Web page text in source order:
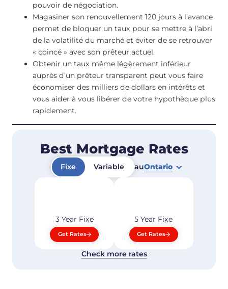
pouvoir de négociation.
Magasiner son renouvellement 120 jours à l’avance
permet de bloquer un taux pour se mettre à l’abri
de la volatilité du marché et éviter de se retrouver
« coincé » avec son prêteur actuel.
Obtenir un taux même légèrement inférieur
auprès d’un prêteur transparent peut vous faire
économiser des milliers de dollars en intérêts et
vous aider à vous libérer de votre hypothèque plus
rapidement.
Best Mortgage Rates
Fixe Variable auOntario
3 Year Fixe
Get Rates
5 Year Fixe
Get Rates
Check more rates